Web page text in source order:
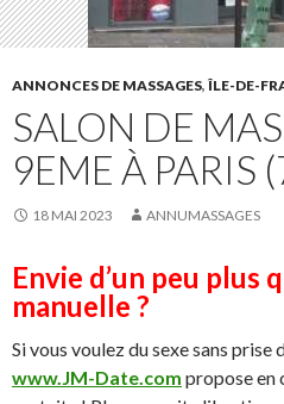
ANNONCES DE MASSAGES, ÎLE-DE-
SALON DE
9EME À PARIS
18 MAI 2023 ANNUMASSAGES
Envie d’un peu plus
manuelle ?
Si vous voulez du sexe sans
www.JM-Date.com propose en